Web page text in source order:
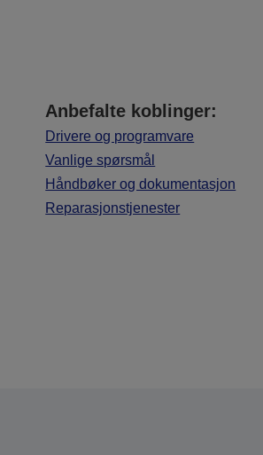
Anbefalte koblinger:
Drivere og programvare
Vanlige spørsmål
Håndbøker og dokumentasjon
Reparasjonstjenester